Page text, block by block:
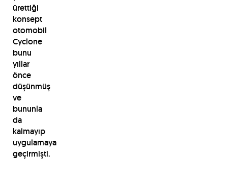
ürettiği
konsept
otomobil
Cyclone
bunu
yıllar
önce
düşünmüş
ve
bununla
da
kalmayıp
uygulamaya
geçirmişti.